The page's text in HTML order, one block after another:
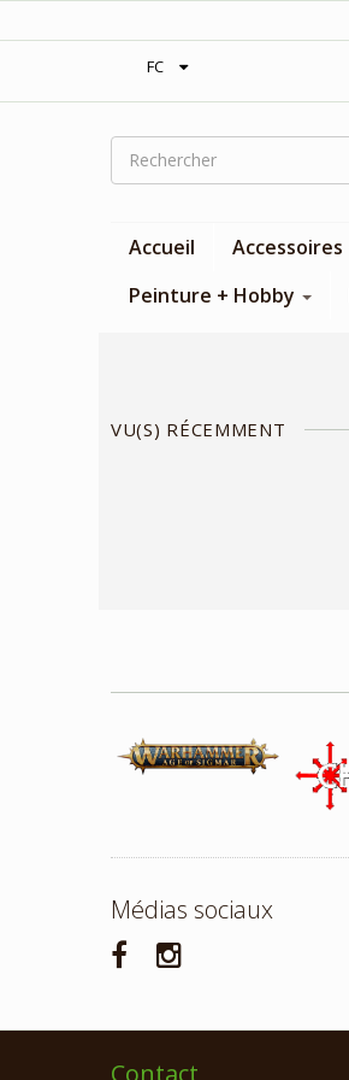
FC
Accueil Accessoires
Peinture + Hobby
VU(S) RÉCEMMENT
Médias sociaux